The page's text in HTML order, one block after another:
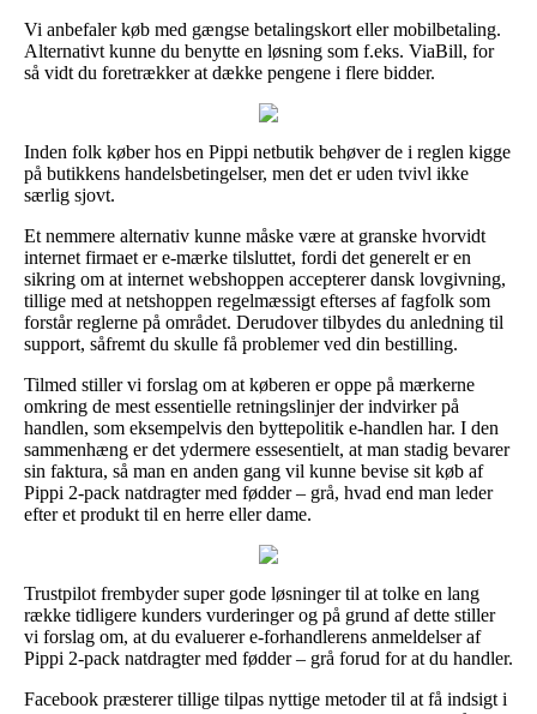
Vi anbefaler køb med gængse betalingskort eller mobilbetaling.
Alternativt kunne du benytte en løsning som f.eks. ViaBill, for
så vidt du foretrækker at dække pengene i flere bidder.
Inden folk køber hos en Pippi netbutik behøver de i reglen kigge
på butikkens handelsbetingelser, men det er uden tvivl ikke
særlig sjovt.
Et nemmere alternativ kunne måske være at granske hvorvidt
internet firmaet er e-mærke tilsluttet, fordi det generelt er en
sikring om at internet webshoppen accepterer dansk lovgivning,
tillige med at netshoppen regelmæssigt efterses af fagfolk som
forstår reglerne på området. Derudover tilbydes du anledning til
support, såfremt du skulle få problemer ved din bestilling.
Tilmed stiller vi forslag om at køberen er oppe på mærkerne
omkring de mest essentielle retningslinjer der indvirker på
handlen, som eksempelvis den byttepolitik e-handlen har. I den
sammenhæng er det ydermere essesentielt, at man stadig bevarer
sin faktura, så man en anden gang vil kunne bevise sit køb af
Pippi 2-pack natdragter med fødder – grå, hvad end man leder
efter et produkt til en herre eller dame.
Trustpilot frembyder super gode løsninger til at tolke en lang
række tidligere kunders vurderinger og på grund af dette stiller
vi forslag om, at du evaluerer e-forhandlerens anmeldelser af
Pippi 2-pack natdragter med fødder – grå forud for at du handler.
Facebook præsterer tillige tilpas nyttige metoder til at få indsigt i